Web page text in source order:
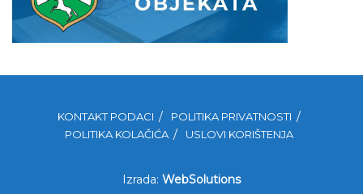
KONTAKT PODACI
POLITIKA PRIVATNOSTI
POLITIKA KOLAČIĆA
USLOVI KORIŠTENJA
Izrada: WebSolutions